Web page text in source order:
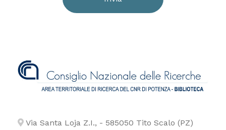
Via Santa Loja Z.I., - 585050 Tito Scalo (PZ)